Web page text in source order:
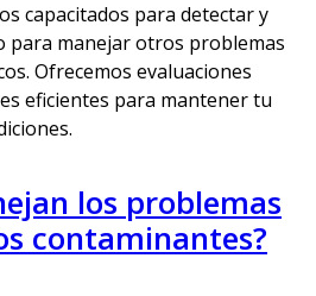
capacitados para detectar y
para manejar otros problemas
Ofrecemos evaluaciones
eficientes para mantener tu
los problemas
contaminantes?